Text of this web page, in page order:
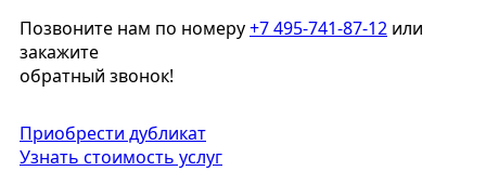
Позвоните нам по номеру+7 495-741-87-12 или
закажите
обратный звонок!
Приобрести дубликат
Узнать стоимость услуг